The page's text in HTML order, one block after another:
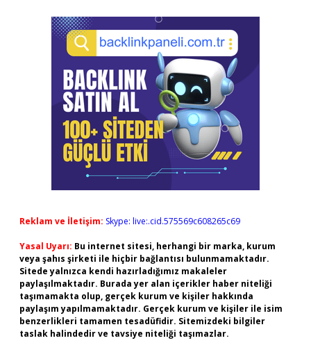
Reklam ve İletişim: Skype: live:.cid.575569c608265c69
Yasal Uyarı: Bu internet sitesi, herhangi bir marka, kurum
veya şahıs şirketi ile hiçbir bağlantısı bulunmamaktadır.
Sitede yalnızca kendi hazırladığımız makaleler
paylaşılmaktadır. Burada yer alan içerikler haber niteliği
taşımamakta olup, gerçek kurum ve kişiler hakkında
paylaşım yapılmamaktadır. Gerçek kurum ve kişiler ile isim
benzerlikleri tamamen tesadüfidir. Sitemizdeki bilgiler
taslak halindedir ve tavsiye niteliği taşımazlar.